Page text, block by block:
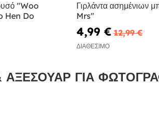
"Woo
Hen Do
Γιρλάντα ασημένιων
Mrs"
4,99 € 12,99 €
ΔΙΑΘΈΣΙΜΟ
ΑΞΕΣΟΥΆΡ ΓΙΑ